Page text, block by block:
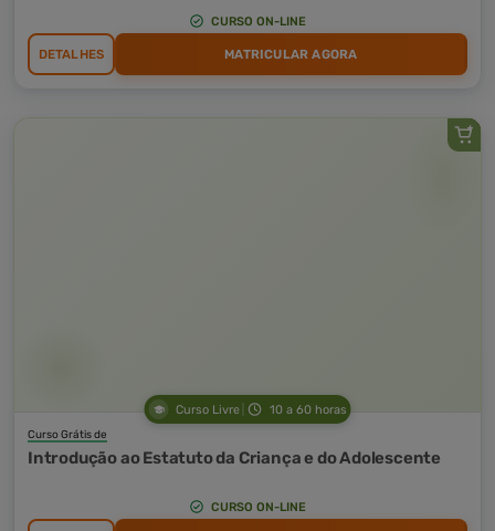
CURSO ON-LINE
DETALHES MATRICULAR AGORA
Curso Livre 10 a 60 horas
Curso Grátis de
Introdução ao Estatuto da Criança e do Adolescente
CURSO ON-LINE